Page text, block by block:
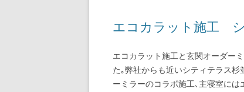
エコカラット施工
エコカラット施工と玄関オーダー
た｡弊社からも近いシティテラス
ーミラーのコラボ施工､主寝室に